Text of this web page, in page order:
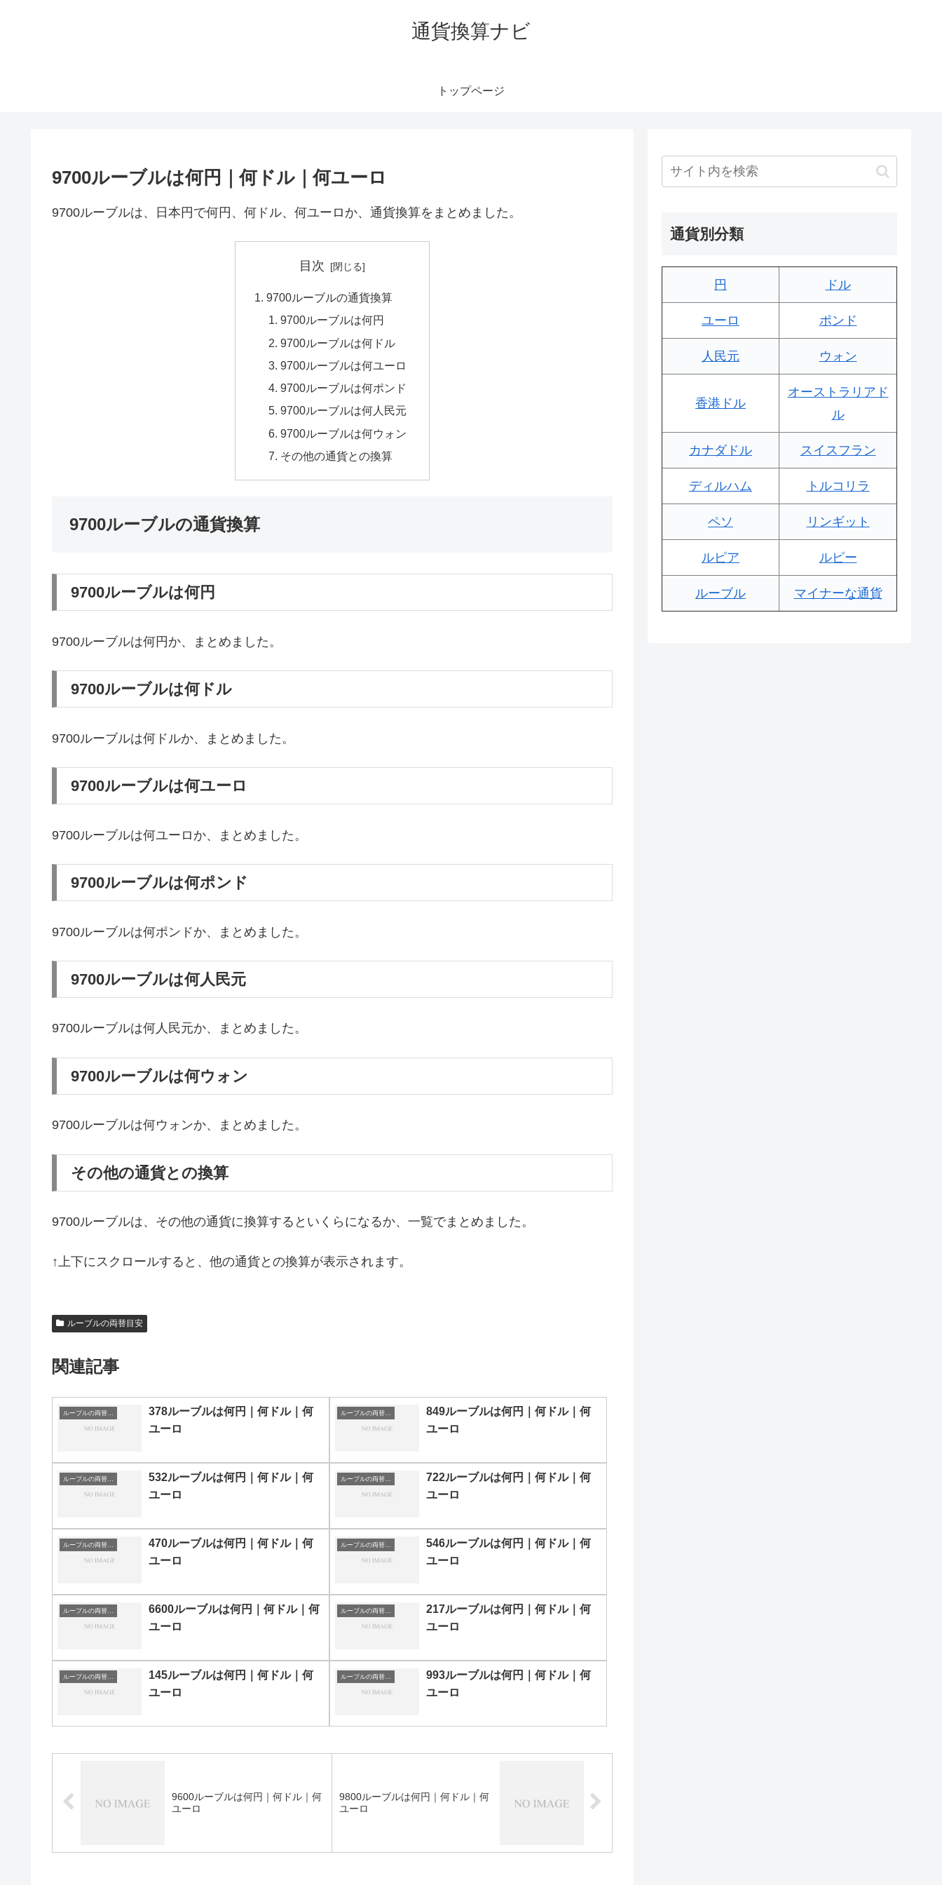
通貨換算ナビ
トップページ
9700ルーブルは何円｜何ドル｜何ユーロ
9700ルーブルは、日本円で何円、何ドル、何ユーロか、通貨換算をまとめました。
目次
9700ルーブルの通貨換算
9700ルーブルは何円
9700ルーブルは何ドル
9700ルーブルは何ユーロ
9700ルーブルは何ポンド
9700ルーブルは何人民元
9700ルーブルは何ウォン
その他の通貨との換算
9700ルーブルの通貨換算
9700ルーブルは何円
9700ルーブルは何円か、まとめました。
9700ルーブルは何ドル
9700ルーブルは何ドルか、まとめました。
9700ルーブルは何ユーロ
9700ルーブルは何ユーロか、まとめました。
9700ルーブルは何ポンド
9700ルーブルは何ポンドか、まとめました。
9700ルーブルは何人民元
9700ルーブルは何人民元か、まとめました。
9700ルーブルは何ウォン
9700ルーブルは何ウォンか、まとめました。
その他の通貨との換算
9700ルーブルは、その他の通貨に換算するといくらになるか、一覧でまとめました。
↑上下にスクロールすると、他の通貨との換算が表示されます。
ルーブルの両替目安
関連記事
378ルーブルは何円｜何ドル｜何
ユーロ
849ルーブルは何円｜何ドル｜何
ユーロ
532ルーブルは何円｜何ドル｜何
ユーロ
722ルーブルは何円｜何ドル｜何
ユーロ
470ルーブルは何円｜何ドル｜何
ユーロ
546ルーブルは何円｜何ドル｜何
ユーロ
6600ルーブルは何円｜何ドル｜何
ユーロ
217ルーブルは何円｜何ドル｜何
ユーロ
145ルーブルは何円｜何ドル｜何
ユーロ
993ルーブルは何円｜何ドル｜何
ユーロ
9600ルーブルは何円｜何ドル｜何
ユーロ
9800ルーブルは何円｜何ドル｜何
ユーロ
通貨別分類
円 ドル
ユーロ ポンド
人民元 ウォン
香港ドル
オーストラリアド
ル
カナダドル スイスフラン
ディルハム トルコリラ
ペソ リンギット
ルピア ルピー
ルーブル マイナーな通貨